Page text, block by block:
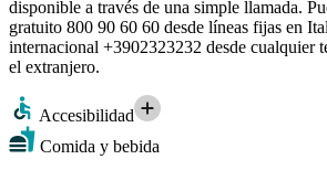
disponible a través de una simple llamada.
gratuito 800 90 60 60 desde líneas fijas en
internacional +3902323232 desde cualquier
el extranjero.
Accesibilidad
Comida y bebida